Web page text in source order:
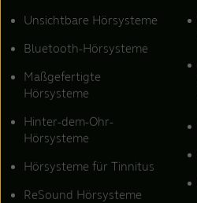
Unsichtbare Hörsysteme
Bluetooth-Hörsysteme
Maßgefertigte
Hörsysteme
Hinter-dem-Ohr-
Hörsysteme
Hörsysteme für Tinnitus
ReSound Hörsysteme